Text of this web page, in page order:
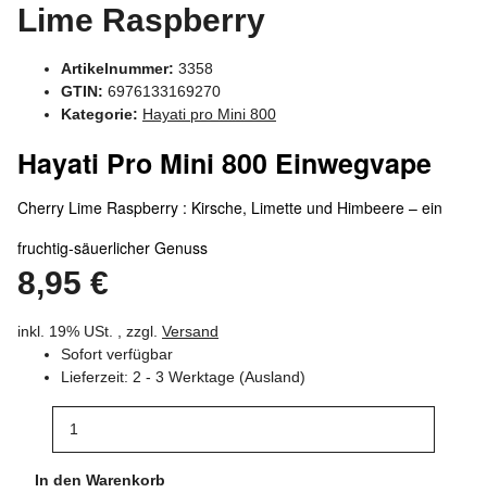
Lime Raspberry
Artikelnummer: 3358
GTIN: 6976133169270
Kategorie: Hayati pro Mini 800
Hayati Pro Mini 800 Einwegvape
Cherry Lime Raspberry : Kirsche, Limette und Himbeere – ein
fruchtig-säuerlicher Genuss
8,95 €
inkl. 19% USt. , zzgl. Versand
Sofort verfügbar
Lieferzeit: 2 - 3 Werktage (Ausland)
In den Warenkorb